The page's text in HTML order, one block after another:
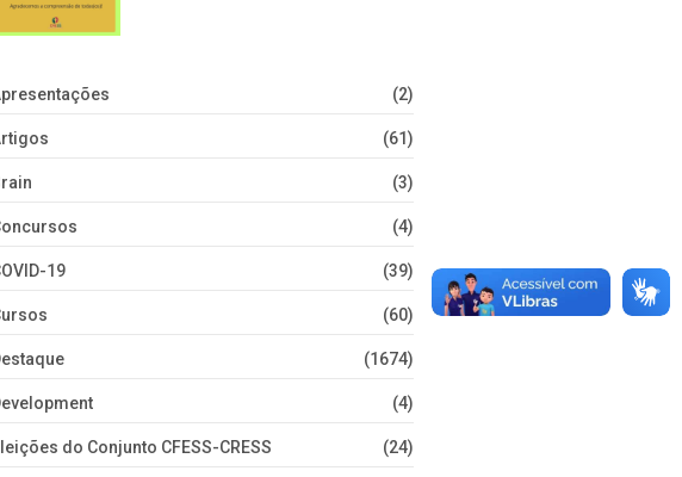
(2)
(61)
(3)
(4)
19 (39)
(60)
(1674)
(4)
do Conjunto CFESS-CRESS (24)